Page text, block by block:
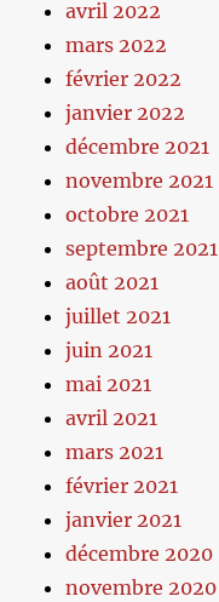
avril 2022
mars 2022
février 2022
janvier 2022
décembre 2021
novembre 2021
octobre 2021
septembre 2021
août 2021
juillet 2021
juin 2021
mai 2021
avril 2021
mars 2021
février 2021
janvier 2021
décembre 2020
novembre 2020